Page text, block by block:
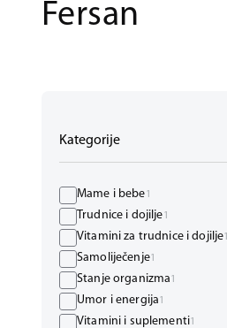
Fersan
Kategorije
Mame i bebe1
Trudnice i dojilje1
Vitamini za trudnice i dojilje1
Samoliječenje1
Stanje organizma1
Umor i energija1
Vitamini i suplementi1